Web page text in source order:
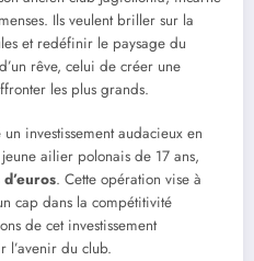
Ils veulent briller sur la
et redéfinir le paysage du
rêve, celui de créer une
les plus grands.
investissement audacieux en
ailier polonais de 17 ans,
. Cette opération vise à
cap dans la compétitivité
de cet investissement
du club.